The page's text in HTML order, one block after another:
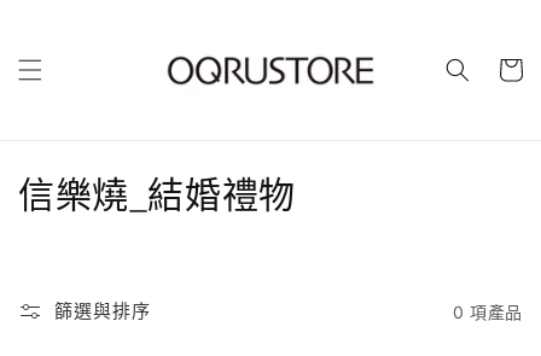
物
商
列
信樂燒_結婚禮物
篩選與排序 0 項產品